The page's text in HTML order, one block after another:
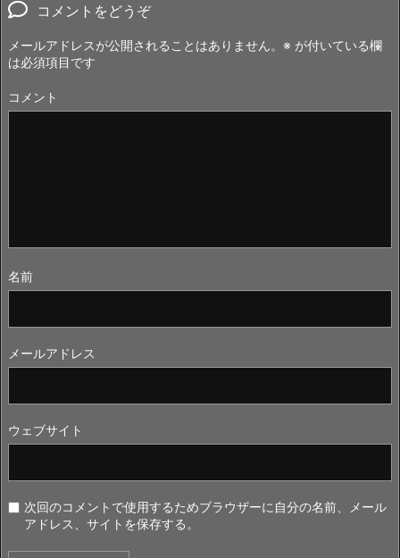
コメントをどうぞ
メールアドレスが公開されることはありません。 ※ が付いている欄
は必須項目です
コメント
名前
メールアドレス
ウェブサイト
次回のコメントで使用するためブラウザーに自分の名前、メール
アドレス、サイトを保存する。